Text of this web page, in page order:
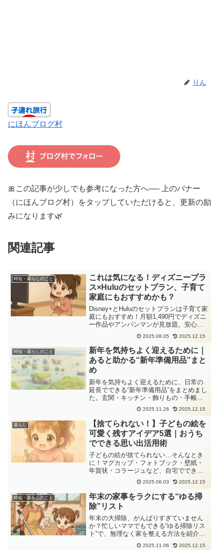
りん
にほんブログ村
🎀この記事が少しでも参考になった方へ── 上のバナー
（にほんブログ村）をタップしていただけると、更新の励
みになります🌿
関連記事
時短・暮らしのこと
これは気になる！ディズニープラ
ス×Huluのセットプラン、子育て
家庭にもおすすめかも？
Disney+とHuluのセットプランは子育て家
庭にもおすすめ！月額1,490円でディズニ
ー作品やアンパンマンが見放題。安心の
動画時間をつくるなら今。
2025.08.05 2025.12.15
時短・暮らしのこと
新年を気持ちよく迎えるために｜
あると助かる“新年準備用品”まと
め
新年を気持ちよく迎えるために、日常の
延長でできる“新年準備用品”をまとめまし
た。玄関・キッチン・飾りもの・手帳・
防寒・食品ストックまで、家族の暮らし
に合わせて無理なく整えられるアイテム
を紹介します。
2025.11.26 2025.12.15
暮らし
【捨てられない！】子どもの絵を
可愛く残すアイデア5選｜おうち
でできる思い出活用術
子どもの絵が捨てられない…そんなとき
に！マグカップ・フォトブック・壁紙・
年賀状・コラージュなど、自宅でできる5
つの活用法をご紹介。楽しみながら思い
2025.06.03 2025.12.15
時短・暮らしのこと
年末の家事をラクにする“ゆる掃
除”リスト
年末の大掃除、がんばりすぎていません
か？忙しいママでもできる“ゆる掃除リス
ト”で、無理なく家を整える方法を紹介。
少しずつ進めて気持ちよく新年を迎えま
2025.11.06 2025.12.15